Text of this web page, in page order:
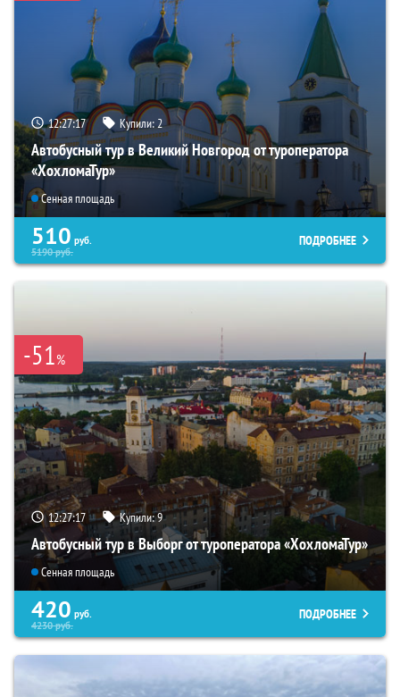
12:27:16 Купили:2
Автобусный тур в Великий Новгород от туроператора
«ХохломаТур»
Сенная площадь
510 руб.
5190руб.
ПОДРОБНЕЕ
-51%
12:27:16 Купили:9
Автобусный тур в Выборг от туроператора «ХохломаТур»
Сенная площадь
420 руб.
4230руб.
ПОДРОБНЕЕ